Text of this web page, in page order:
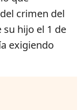
crimen del
hijo el 1 de
exigiendo